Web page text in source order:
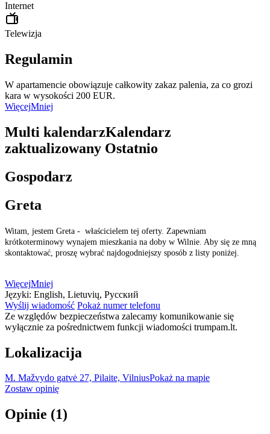
Internet
Telewizja
Regulamin
W apartamencie obowiązuje całkowity zakaz palenia, za co grozi
kara w wysokości 200 EUR.
WięcejMniej
Multi kalendarzKalendarz
zaktualizowany Ostatnio
Gospodarz
Greta
Witam, jestem Greta - właścicielem tej oferty. Zapewniam
krótkoterminowy wynajem mieszkania na doby w Wilnie. Aby się ze mną
skontaktować, proszę wybrać najdogodniejszy sposób z listy poniżej.
WięcejMniej
Języki: English, Lietuvių, Русский
Wyślij wiadomość Pokaż numer telefonu
Ze względów bezpieczeństwa zalecamy komunikowanie się
wyłącznie za pośrednictwem funkcji wiadomości trumpam.lt.
Lokalizacija
M. Mažvydo gatvė 27, Pilaite, VilniusPokaż na mapie
Zostaw opinię
Opinie (1)